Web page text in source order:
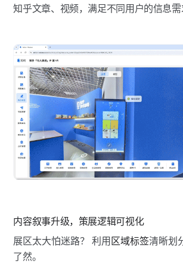
知乎文章、视频，满足不同用户的信息需
内容叙事升级，策展逻辑可视化
展区太大怕迷路？ 利用 区域标签清晰划
了然。